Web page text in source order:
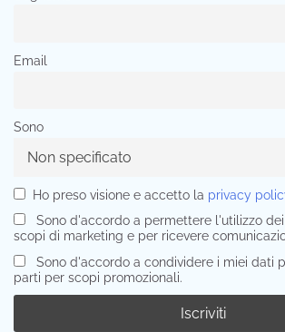
Email
Sono
Ho preso visione e accetto la privacy
Sono d'accordo a permettere l'utilizzo
scopi di marketing e per ricevere
Sono d'accordo a condividere i miei dati
parti per scopi promozionali.